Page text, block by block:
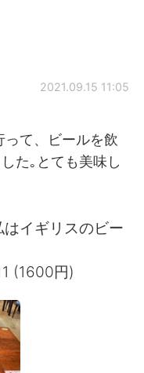
2021.09.15 11:05
て、ビールを飲
た｡とても美味し
はイギリスのビー
(1600円)